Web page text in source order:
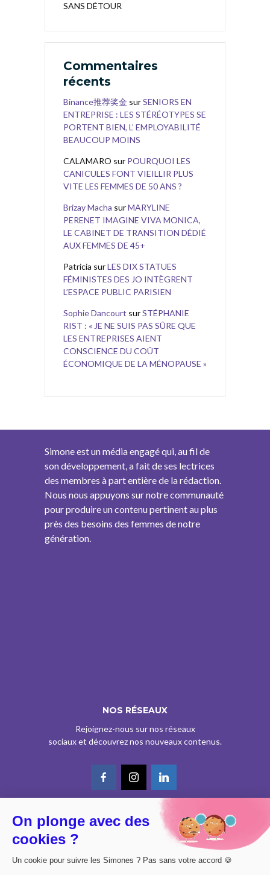
SANS DÉTOUR
Commentaires
récents
Binance推荐奖金 surSENIORS EN
ENTREPRISE : LES STÉRÉOTYPES SE
PORTENT BIEN, L’ EMPLOYABILITÉ
BEAUCOUP MOINS
CALAMARO sur POURQUOI LES
CANICULES FONT VIEILLIR PLUS
VITE LES FEMMES DE 50 ANS ?
Brizay Macha surMARYLINE
PERENET IMAGINE VIVA MONICA,
LE CABINET DE TRANSITION DÉDIÉ
AUX FEMMES DE 45+
Patricia surLES DIX STATUES
FÉMINISTES DES JO INTÈGRENT
L’ESPACE PUBLIC PARISIEN
Sophie Dancourt surSTÉPHANIE
RIST : « JE NE SUIS PAS SÛRE QUE
LES ENTREPRISES AIENT
CONSCIENCE DU COÛT
ÉCONOMIQUE DE LA MÉNOPAUSE »
Simone est un média engagé qui, au fil de
son développement, a fait de ses lectrices
des membres à part entière de la rédaction.
Nous nous appuyons sur notre communauté
pour produire un contenu pertinent au plus
près des besoins des femmes de notre
génération.
NOS RÉSEAUX
Rejoignez-nous sur nos réseaux
sociaux et découvrez nos nouveaux contenus.
© CE SITE EST AGRÉÉ COMME SERVICE DE PRESSE EN LIGNE PAR LA
CPPAP SOUS LE N° 0626 Z 93934 (IPG ART.39BISA CGI)
On plonge avec des
cookies ?
Un cookie pour suivre les Simones ? Pas sans votre accord 🍪